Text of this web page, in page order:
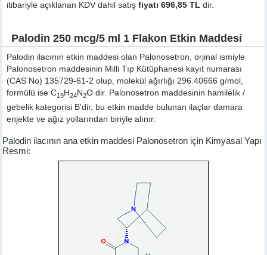
itibariyle açıklanan KDV dahil satışfiyatı 696,85 TL dir.
Palodin 250 mcg/5 ml 1 Flakon Etkin Maddesi
Palodin ilacının etkin maddesi olan Palonosetron, orjinal ismiyle
Palonosetron maddesinin Milli Tıp Kütüphanesi kayıt numarası
(CAS No) 135729-61-2 olup, molekül ağırlığı 296.40666 g/mol,
formülü ise C19H24N2O dir. Palonosetron maddesinin hamilelik /
gebelik kategorisi B'dir, bu etkin madde bulunan ilaçlar damara
enjekte ve ağız yollarından biriyle alınır.
Palodin ilacının ana etkin maddesi Palonosetron için Kimyasal Yapı
Resmi: